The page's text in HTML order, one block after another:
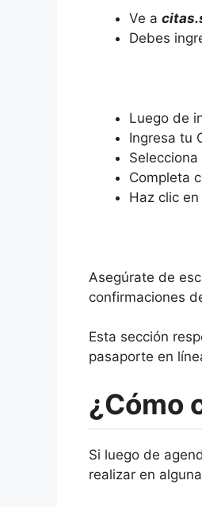
Ve a
Debes
Luego de
Ingresa tu
Completa
Haz clic
Asegúrate de
confirmaciones
Esta sección
pasaporte en
¿Cómo
Si luego de
realizar en